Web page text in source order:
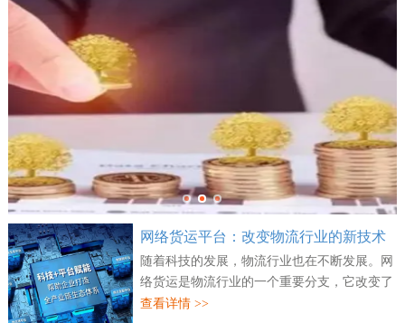
网络货运平台：改变物流行业的新技术
随着科技的发展，物流行业也在不断发展。网
络货运是物流行业的一个重要分支，它改变了
传统物流的方式，为企业和消费者提供了更多
查看详情 >>